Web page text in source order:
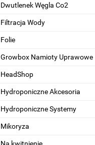
Dwutlenek Węgla Co2
Filtracja Wody
Folie
Growbox Namioty Uprawowe
HeadShop
Hydroponiczne Akcesoria
Hydroponiczne Systemy
Mikoryza